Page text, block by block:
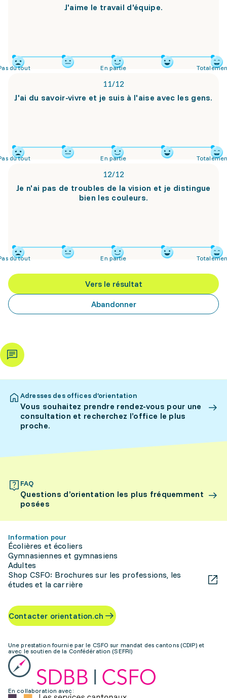
J'aime le travail d'équipe.
du tout En partie
11/12
J'ai du savoir-vivre et je suis à l'aise avec les gens.
du tout En partie
12/12
Je n'ai pas de troubles de la vision et je distingue
bien les couleurs.
du tout En partie
Vers le résultat
Abandonner
Adresses des offices d’orientation
Vous souhaitez prendre rendez-vous pour une
consultation et recherchez l’office le plus
proche.
FAQ
Questions d’orientation les plus fréquemment
posées
Information pour
Écolières et écoliers
Gymnasiennes et gymnasiens
Adultes
Shop CSFO: Brochures sur les professions, les
études et la carrière
Contacter orientation.ch
Une prestation fournie par le CSFO sur mandat des cantons (CDIP) et
avec le soutien de la Confédération (SEFRI)
En collaboration avec: